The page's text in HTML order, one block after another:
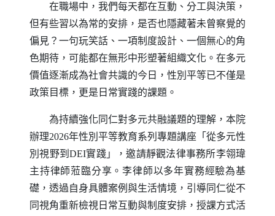
在職場中，我們每天都在互動、分工與決策，
但有些習以為常的安排，是否也隱藏著未曾察覺的
偏見？一句玩笑話、一項制度設計、一個無心的角
色期待，可能都在無形中形塑著組織文化。在多元
價值逐漸成為社會共識的今日，性別平等已不僅是
政策目標，更是日常實踐的課題。
為持續強化同仁對多元共融議題的理解，本院
辦理2026年性別平等教育系列專題講座「從多元性
別視野到 DEI實踐」，邀請靜觀法律事務所李翎瑋
主持律師蒞臨分享。李律師以多年實務經驗為基
礎，透過自身具體案例與生活情境，引導同仁從不
同視角重新檢視日常互動與制度安排，授課方式活